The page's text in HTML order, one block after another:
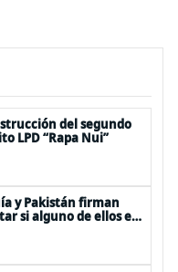
del segundo
LPD “Rapa Nui”
y Pakistán firman
si alguno de ellos es